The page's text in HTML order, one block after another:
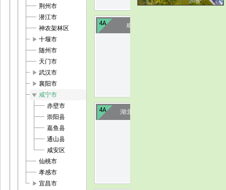
荆州市
潜江市
神农架林区
play_arrow 十堰市
随州市
天门市
play_arrow 武汉市
play_arrow 襄阳市
play_arrow 咸宁市
赤壁市
崇阳县
嘉鱼县
通山县
咸安区
仙桃市
孝感市
play_arrow 宜昌市
4A 咸宁太乙洞
4A 湖北赤壁陆水湖